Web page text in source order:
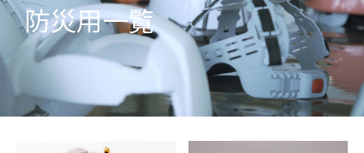
防災用一覧